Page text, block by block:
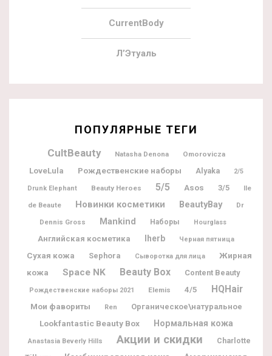
CurrentBody
Л’Этуаль
ПОПУЛЯРНЫЕ ТЕГИ
CultBeauty Natasha Denona Omorovicza
LoveLula Рождественские наборы Alyaka 2/5
Drunk Elephant Beauty Heroes 5/5 Asos 3/5
Ile
de Beaute
Новинки косметики BeautyBay
Dr
Dennis Gross
Mankind Наборы Hourglass
Английская косметика Iherb Черная пятница
Сухая кожа Sephora Сыворотка для лица
Жирная
кожа
Space NK Beauty Box Content Beauty
Рождественские наборы 2021 Elemis 4/5 HQHair
Мои фавориты Ren Органическое\натуральное
Lookfantastic Beauty Box Нормальная кожа
Anastasia Beverly Hills Акции и скидки
Charlotte